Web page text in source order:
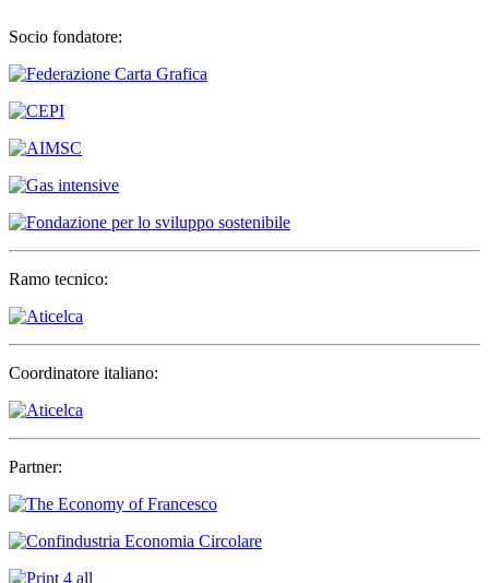
Socio fondatore:
Ramo tecnico:
Coordinatore italiano:
Partner: